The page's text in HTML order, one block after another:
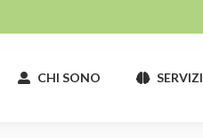
CHI SONO